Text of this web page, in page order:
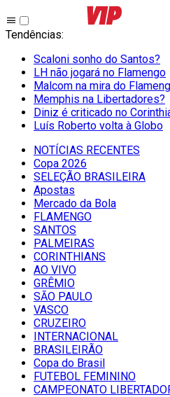
Tendências:
Scaloni sonho do Santos?
LH não jogará no Flamengo
Malcom na mira do
Memphis na Libertadores?
Diniz é criticado no
Luís Roberto volta à Globo
NOTÍCIAS RECENTES
Copa 2026
SELEÇÃO BRASILEIRA
Apostas
Mercado da Bola
FLAMENGO
SANTOS
PALMEIRAS
CORINTHIANS
AO VIVO
GRÊMIO
SĀO PAULO
VASCO
CRUZEIRO
INTERNACIONAL
BRASILEIRÃO
Copa do Brasil
FUTEBOL FEMININO
CAMPEONATO